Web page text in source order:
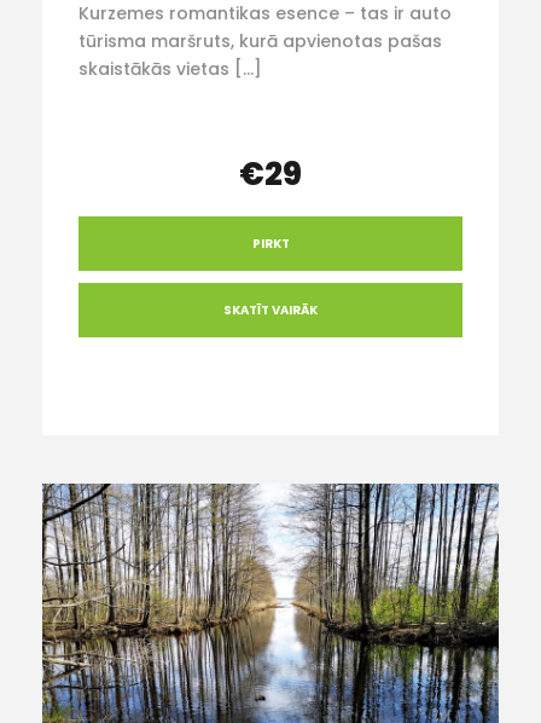
Kurzemes romantikas esence – tas ir auto
tūrisma maršruts, kurā apvienotas pašas
skaistākās vietas […]
€29
PIRKT
SKATĪT VAIRĀK